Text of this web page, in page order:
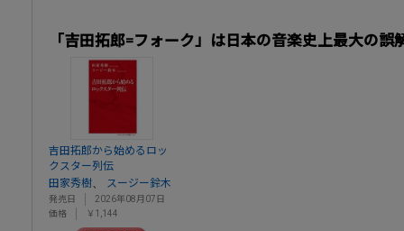
「吉田拓郎=フォーク」は日本の音楽史上最大の誤解
吉田拓郎から始めるロッ
クスター列伝
田家秀樹、 スージー鈴木
発売日
2026年08月07日
価格
￥1,144